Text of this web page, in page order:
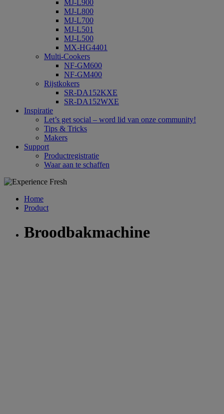
MJ-L900
MJ-L800
MJ-L700
MJ-L501
MJ-L500
MX-HG4401
Multi-Cookers
NF-GM600
NF-GM400
Rijstkokers
SR-DA152KXE
SR-DA152WXE
Inspiratie
Let’s get social – word lid van onze community!
Tips & Tricks
Makers
Support
Productregistratie
Waar aan te schaffen
Home
Product
Broodbakmachine